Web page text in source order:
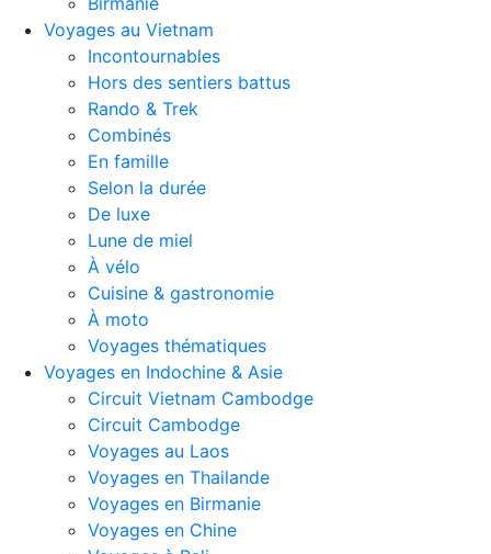
Voyages au Vietnam
Incontournables
Hors des sentiers battus
Rando & Trek
Combinés
En famille
Selon la durée
De luxe
Lune de miel
À vélo
Cuisine & gastronomie
À moto
Voyages thématiques
Voyages en Indochine & Asie
Circuit Vietnam Cambodge
Circuit Cambodge
Voyages au Laos
Voyages en Thailande
Voyages en Birmanie
Voyages en Chine